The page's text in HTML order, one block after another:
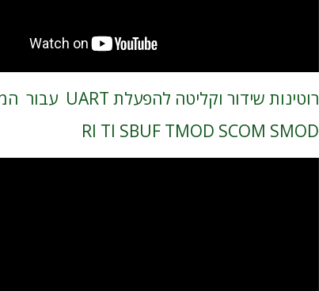
רוטינות שידור וקליטה להפעלת UART עבור המעבד AT89S52
RI TI SBUF TMOD SCOM SMOD